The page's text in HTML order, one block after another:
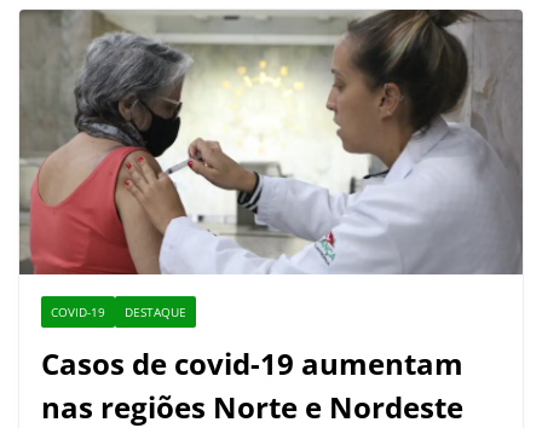
COVID-19 DESTAQUE
Casos de covid-19 aumentam
nas regiões Norte e Nordeste